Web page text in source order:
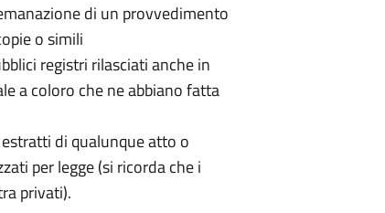
di un provvedimento
o simili
registri rilasciati anche in
a coloro che ne abbiano fatta
di qualunque atto o
per legge (si ricorda che i
privati).